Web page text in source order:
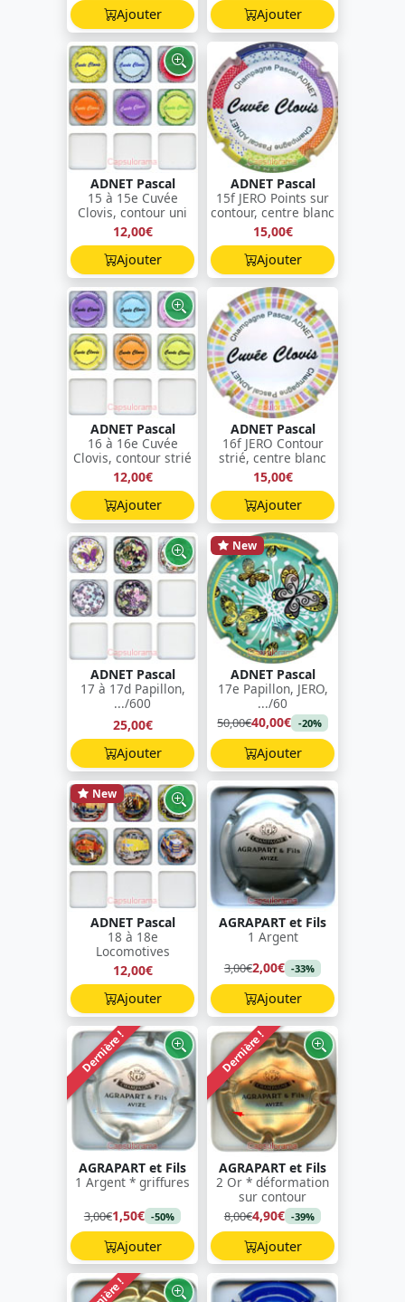
Ajouter
Ajouter
ADNET Pascal
15 à 15e Cuvée
Clovis, contour uni
12,00€
Ajouter
ADNET Pascal
15f JERO Points sur
contour, centre blanc
15,00€
Ajouter
ADNET Pascal
16 à 16e Cuvée
Clovis, contour strié
12,00€
Ajouter
ADNET Pascal
16f JERO Contour
strié, centre blanc
15,00€
Ajouter
ADNET Pascal
17 à 17d Papillon,
.../600
25,00€
Ajouter
New
ADNET Pascal
17e Papillon, JERO,
.../60
50,00€40,00€ -20%
Ajouter
New
ADNET Pascal
18 à 18e
Locomotives
12,00€
Ajouter
AGRAPART et Fils
1 Argent
3,00€2,00€ -33%
Ajouter
Dernière !
AGRAPART et Fils
1 Argent * griffures
3,00€1,50€ -50%
Ajouter
Dernière !
AGRAPART et Fils
2 Or * déformation
sur contour
8,00€4,90€ -39%
Ajouter